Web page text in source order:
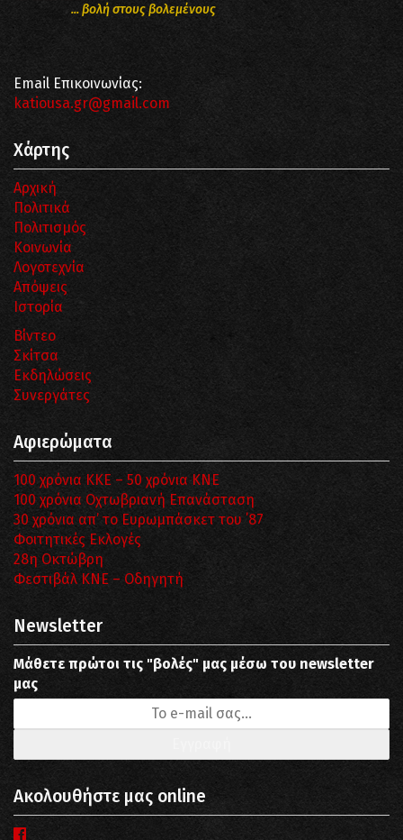
... βολή στους βολεμένους
Email Επικοινωνίας:
katiousa.gr@gmail.com
Χάρτης
Αρχική
Πολιτικά
Πολιτισμός
Κοινωνία
Λογοτεχνία
Απόψεις
Ιστορία
Βίντεο
Σκίτσα
Εκδηλώσεις
Συνεργάτες
Αφιερώματα
100 χρόνια ΚΚΕ – 50 χρόνια ΚΝΕ
100 χρόνια Οχτωβριανή Επανάσταση
30 χρόνια απ’ το Ευρωμπάσκετ του ΄87
Φοιτητικές Εκλογές
28η Οκτώβρη
Φεστιβάλ ΚΝΕ – Οδηγητή
Newsletter
Μάθετε πρώτοι τις "βολές" μας μέσω του newsletter
μας
Ακολουθήστε μας online